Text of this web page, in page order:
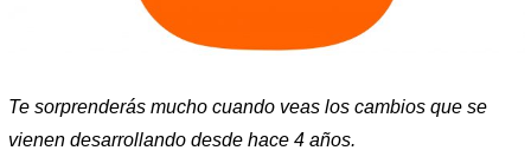
Te sorprenderás mucho cuando veas los cambios que se
vienen desarrollando desde hace 4 años.